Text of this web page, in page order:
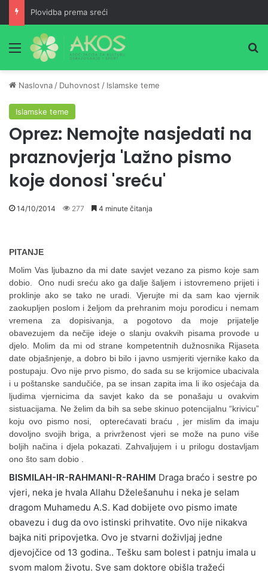
Plovidba prema sreći
Meni
Naslovna / Duhovnost / Islamske teme
Islamske teme
Oprez: Nemojte nasjedati na
praznovjerja 'Lažno pismo
koje donosi 'sreću'
14/10/2014 277 4 minute čitanja
PITANJE
Molim Vas ljubazno da mi date savjet vezano za pismo koje sam
dobio. Ono nudi sreću ako ga dalje šaljem i istovremeno prijeti i
proklinje ako se tako ne uradi. Vjerujte mi da sam kao vjernik
zaokupljen poslom i željom da prehranim moju porodicu i nemam
vremena za dopisivanja, a pogotovo da moje prijatelje
obavezujem da nečije ideje o slanju ovakvih pisama provode u
djelo. Molim da mi od strane kompetentnih dužnosnika Rijaseta
date objašnjenje, a dobro bi bilo i javno usmjeriti vjernike kako da
postupaju. Ovo nije prvo pismo, do sada su se krijomice ubacivala
i u poštanske sandučiće, pa se insan zapita ima li iko osjećaja da
ljudima vjernicima da savjet kako da se ponašaju u ovakvim
sistuacijama. Ne želim da bih sa sebe skinuo potencijalnu “krivicu”
koju ovo pismo nosi, opterećavati braću , jer mislim da imaju
dovoljno svojih briga, a privrženost vjeri se može na puno više
boljih načina i djela pokazati. Zahvaljujem i u prilogu dostavljam
ono što sam dobio .
BISMILAH-IR-RAHMANI-R-RAHIM Draga braćo i sestre po
vjeri, neka je hvala Allahu Dželešanuhu i neka je selam
dragom Muhamedu A.S. Kad dobijete ovo pismo imate
obavezu i dug da ovo istinski prihvatite. Ovo nije nikakva
bajka niti pripovjetka. Ovo je stvarni doživljaj jedne
djevojčice od 13 godina.. Tešku sam bolest i patnju imala u
svom malom životu. Sve sam doktore obišla tražeći